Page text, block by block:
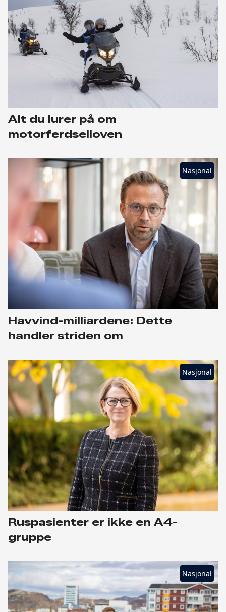
Alt du lurer på om
motorferdselloven
Nasjonal
Havvind-milliardene: Dette
handler striden om
Nasjonal
Ruspasienter er ikke en A4-
gruppe
Nasjonal